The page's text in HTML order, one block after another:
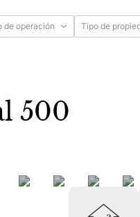
de operación Tipo de
500